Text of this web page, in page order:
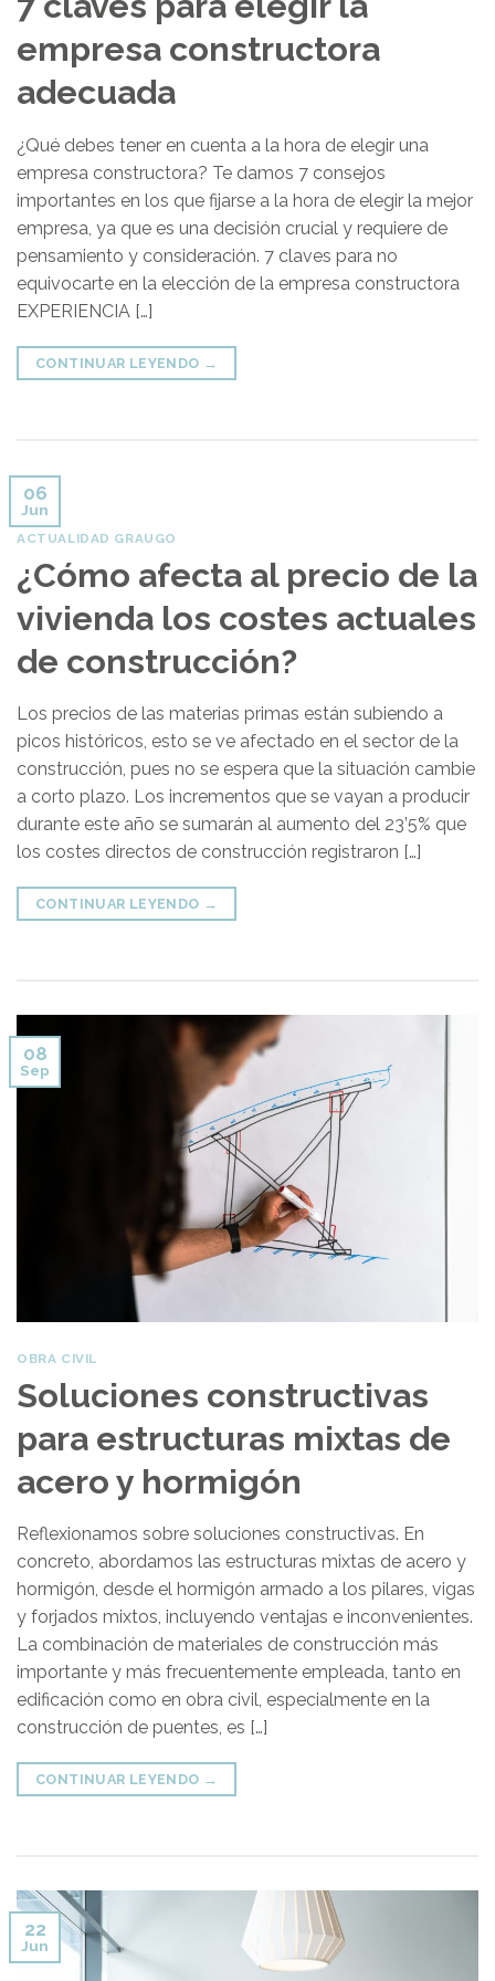
empresa constructora
adecuada
¿Qué debes tener en cuenta a la hora de elegir una
empresa constructora? Te damos 7 consejos
importantes en los que fijarse a la hora de elegir la mejor
empresa, ya que es una decisión crucial y requiere de
pensamiento y consideración. 7 claves para no
equivocarte en la elección de la empresa constructora
EXPERIENCIA […]
CONTINUAR LEYENDO →
06
Jun
ACTUALIDAD GRAUGO
¿Cómo afecta al precio de la
vivienda los costes actuales
de construcción?
Los precios de las materias primas están subiendo a
picos históricos, esto se ve afectado en el sector de la
construcción, pues no se espera que la situación cambie
a corto plazo. Los incrementos que se vayan a producir
durante este año se sumarán al aumento del 23’5% que
los costes directos de construcción registraron […]
CONTINUAR LEYENDO →
08
Sep
OBRA CIVIL
Soluciones constructivas
para estructuras mixtas de
acero y hormigón
Reflexionamos sobre soluciones constructivas. En
concreto, abordamos las estructuras mixtas de acero y
hormigón, desde el hormigón armado a los pilares, vigas
y forjados mixtos, incluyendo ventajas e inconvenientes.
La combinación de materiales de construcción más
importante y más frecuentemente empleada, tanto en
edificación como en obra civil, especialmente en la
construcción de puentes, es […]
CONTINUAR LEYENDO →
22
Jun